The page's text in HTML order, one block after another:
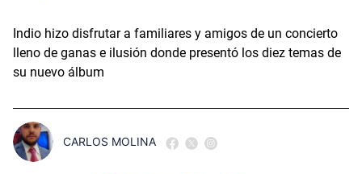
Indio hizo disfrutar a familiares y amigos de un concierto
lleno de ganas e ilusión donde presentó los diez temas de
su nuevo álbum
CARLOS MOLINA